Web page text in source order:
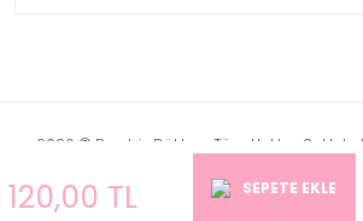
120,00 TL SEPETE EKLE
2026 © Pembiş Dükkan. Tüm Hakları Saklıdır.